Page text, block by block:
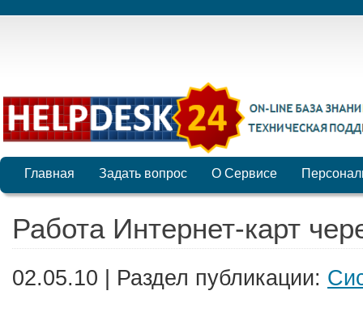
Главная Задать вопрос О Сервисе
Работа Интернет-карт
02.05.10 | Раздел публикации: